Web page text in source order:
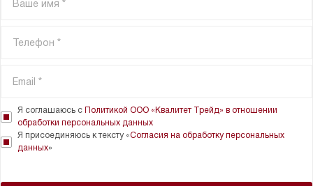
Я соглашаюсь с Политикой ООО «Квалитет Трейд» в отношении
обработки персональных данных
Я присоединяюсь к тексту «Согласия на обработку персональных
данных»